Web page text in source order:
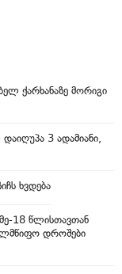
ქარხანაზე მორიგი
დაიღუპა 3 ადამიანი,
ხვდება
18 წლისთავთან
დროშები